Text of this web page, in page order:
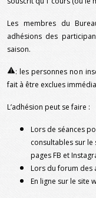
Les membres du
adhésions des
saison.
: les personnes non
fait à être exclues
L’adhésion peut se faire :
Lors de séances
consultables sur le
pages FB et
Lors du forum des
En ligne sur le site